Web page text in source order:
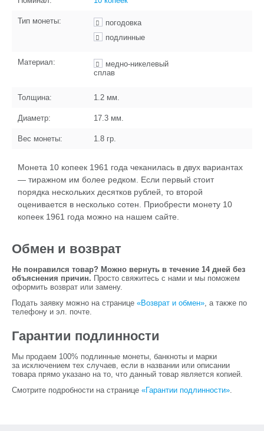
Тип монеты:
погодовка
подлинные
Материал:
медно-никелевый
сплав
Толщина: 1.2 мм.
Диаметр: 17.3 мм.
Вес монеты: 1.8 гр.
Монета 10 копеек 1961 года чеканилась в двух вариантах
— тиражном им более редком. Если первый стоит
порядка нескольких десятков рублей, то второй
оценивается в несколько сотен. Приобрести монету 10
копеек 1961 года можно на нашем сайте.
Обмен и возврат
Не понравился товар? Можно вернуть в течение 14 дней без
объяснения причин. Просто свяжитесь с нами и мы поможем
оформить возврат или замену.
Подать заявку можно на странице «Возврат и обмен», а также по
телефону и эл. почте.
Гарантии подлинности
Мы продаем 100% подлинные монеты, банкноты и марки
за исключением тех случаев, если в названии или описании
товара прямо указано на то, что данный товар является копией.
Смотрите подробности на странице «Гарантии подлинности».